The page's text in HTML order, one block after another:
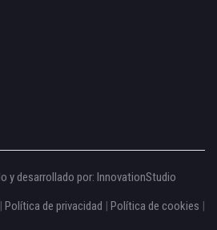
y desarrollado por: InnovationStudio
| Política de privacidad | Política de cookies |